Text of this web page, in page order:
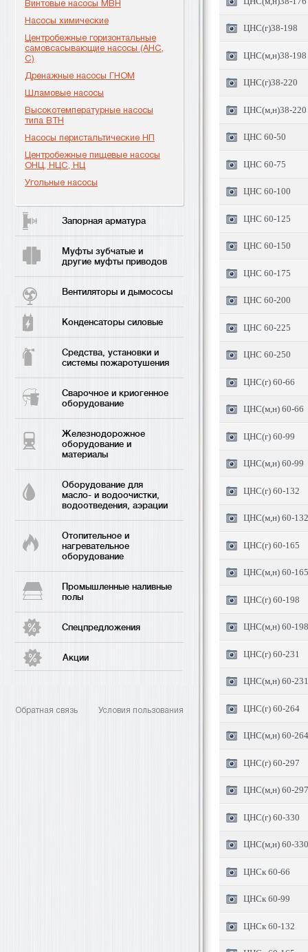
Винтовые насосы МВН
Насосы химические
Центробежные горизонтальные
самовсасывающие насосы (АНС,
С)
Дренажные насосы ГНОМ
Шламовые насосы
Высокотемпературные насосы
типа ВТН
Насосы перистальтические НП
Центробежные пищевые насосы
ОНЦ, НЦС, НЦ
Угольные насосы
Запорная арматура
Муфты зубчатые и
другие муфты приводов
Вентиляторы и дымососы
Конденсаторы силовые
Средства, установки и
системы пожаротушения
Сварочное и криогенное
оборудование
Железнодорожное
оборудование и
материалы
Оборудование для
масло- и водоочистки,
водоотведения, аэрации
Отопительное и
нагревательное
оборудование
Промышленные наливные
полы
Спецпредложения
Акции
Обратная связь Условия пользования
ЦНС(г)38-198
ЦНС(м,н)38-198
ЦНС(г)38-220
ЦНС(м,н)38-220
ЦНС 60-50
ЦНС 60-75
ЦНС 60-100
ЦНС 60-125
ЦНС 60-150
ЦНС 60-175
ЦНС 60-200
ЦНС 60-225
ЦНС 60-250
ЦНС(г) 60-66
ЦНС(м,н) 60-66
ЦНС(г) 60-99
ЦНС(м,н) 60-99
ЦНС(г) 60-132
ЦНС(м,н) 60-132
ЦНС(г) 60-165
ЦНС(м,н) 60-165
ЦНС(г) 60-198
ЦНС(м,н) 60-198
ЦНС(г) 60-231
ЦНС(м,н) 60-231
ЦНС(г) 60-264
ЦНС(м,н) 60-264
ЦНС(г) 60-297
ЦНС(м,н) 60-297
ЦНС(г) 60-330
ЦНС(м,н) 60-330
ЦНСк 60-66
ЦНСк 60-99
ЦНСк 60-132